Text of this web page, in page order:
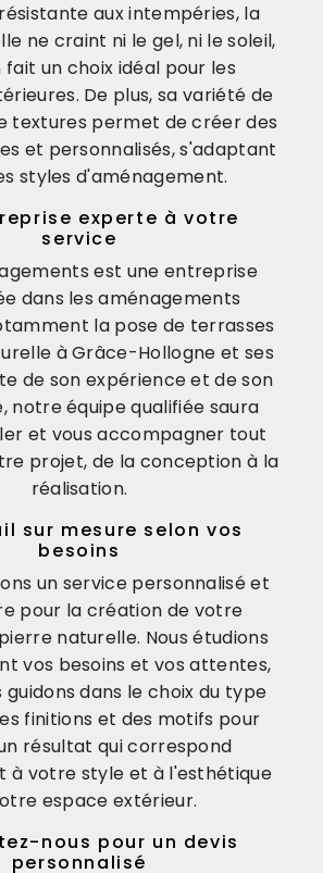
aux intempéries, la
ne craint ni le gel, ni le soleil,
fait un choix idéal pour les
De plus, sa variété de
textures permet de créer des
et personnalisés, s'adaptant
styles d'aménagement.
experte à votre
service
est une entreprise
dans les aménagements
la pose de terrasses
à Grâce-Hollogne et ses
de son expérience et de son
notre équipe qualifiée saura
et vous accompagner tout
projet, de la conception à la
réalisation.
sur mesure selon vos
besoins
un service personnalisé et
pour la création de votre
naturelle. Nous étudions
vos besoins et vos attentes,
guidons dans le choix du type
finitions et des motifs pour
résultat qui correspond
à votre style et à l'esthétique
espace extérieur.
nous pour un devis
personnalisé